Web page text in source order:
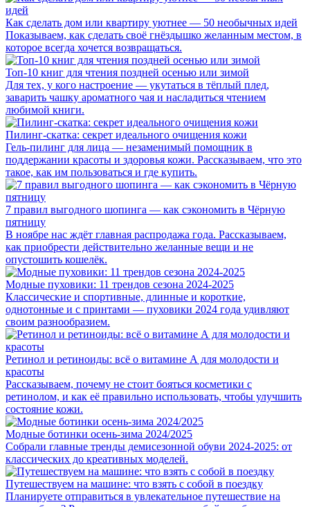
Как сделать дом или квартиру уютнее — 50 необычных идей
Показываем, как сделать своё гнёздышко желанным местом, в
которое всегда хочется возвращаться.
Топ-10 книг для чтения поздней осенью или зимой
Для тех, у кого настроение — укутаться в тёплый плед,
заварить чашку ароматного чая и насладиться чтением
любимой книги.
Пилинг-скатка: секрет идеального очищения кожи
Гель-пилинг для лица — незаменимый помощник в
поддержании красоты и здоровья кожи. Рассказываем, что это
такое, как им пользоваться и где купить.
7 правил выгодного шопинга — как сэкономить в Чёрную
пятницу
В ноябре нас ждёт главная распродажа года. Рассказываем,
как приобрести действительно желанные вещи и не
опустошить кошелёк.
Модные пуховики: 11 трендов сезона 2024-2025
Классические и спортивные, длинные и короткие,
однотонные и с принтами — пуховики 2024 года удивляют
своим разнообразием.
Ретинол и ретиноиды: всё о витамине А для молодости и
красоты
Рассказываем, почему не стоит бояться косметики с
ретинолом, и как её правильно использовать, чтобы улучшить
состояние кожи.
Модные ботинки осень-зима 2024/2025
Cобрали главные тренды демисезонной обуви 2024-2025: от
классических до креативных моделей.
Путешествуем на машине: что взять с собой в поездку
Планируете отправиться в увлекательное путешествие на